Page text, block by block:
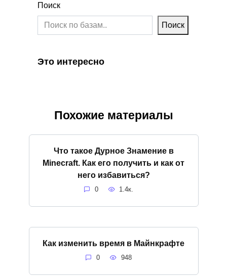
Поиск
Поиск
Это интересно
Похожие материалы
Что такое Дурное Знамение в
Minecraft. Как его получить и как от
него избавиться?
0 1.4к.
Как изменить время в Майнкрафте
0 948